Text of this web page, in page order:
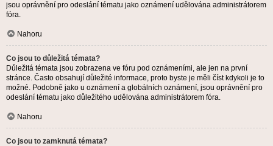
jsou oprávnění pro odeslání tématu jako oznámení udělována administrátorem
fóra.
Nahoru
Co jsou to důležitá témata?
Důležitá témata jsou zobrazena ve fóru pod oznámeními, ale jen na první
stránce. Často obsahují důležité informace, proto byste je měli číst kdykoli je to
možné. Podobně jako u oznámení a globálních oznámení, jsou oprávnění pro
odeslání tématu jako důležitého udělována administrátorem fóra.
Nahoru
Co jsou to zamknutá témata?